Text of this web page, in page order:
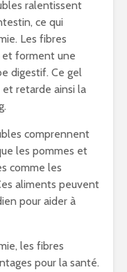
ralentissent
ce qui
Les fibres
et forment une
digestif. Ce gel
retarde ainsi la
comprennent
les pommes et
comme les
aliments peuvent
pour aider à
les fibres
pour la santé.